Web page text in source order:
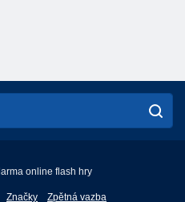
online flash hry
Značky Zpětná vazba